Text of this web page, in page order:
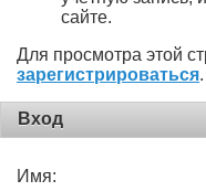
сайте.
Для просмотра этой
зарегистрироваться.
Вход
Имя: